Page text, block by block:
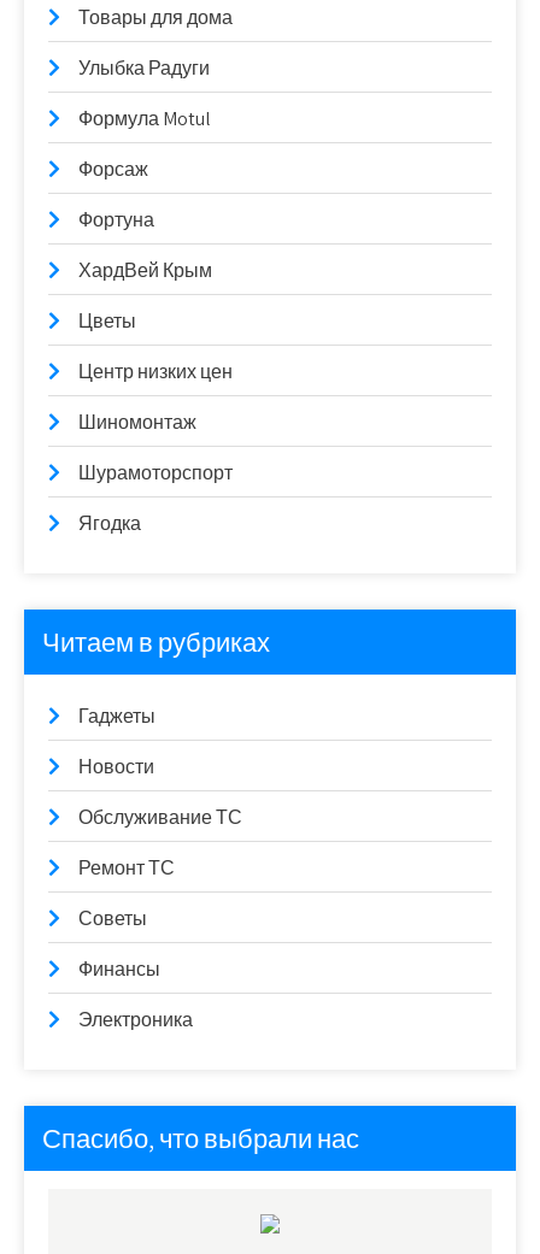
Товары для дома
Улыбка Радуги
Формула Motul
Форсаж
Фортуна
ХардВей Крым
Цветы
Центр низких цен
Шиномонтаж
Шурамоторспорт
Ягодка
Читаем в рубриках
Гаджеты
Новости
Обслуживание ТС
Ремонт ТС
Советы
Финансы
Электроника
Спасибо, что выбрали нас